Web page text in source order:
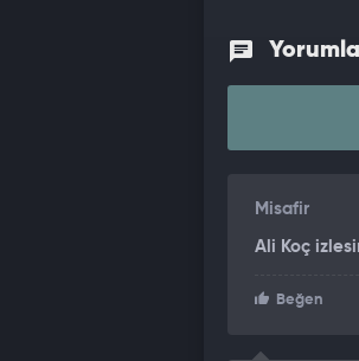
Misafir
Ali Koç
Beğen